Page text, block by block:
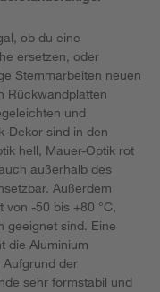
ob du eine
ersetzen, oder
Stemmarbeiten neuen
Rückwandplatten
und
Dekor sind in den
hell, Mauer-Optik rot
außerhalb des
Außerdem
von -50 bis +80 °C,
geeignet sind. Eine
die Aluminium
der
sehr formstabil und